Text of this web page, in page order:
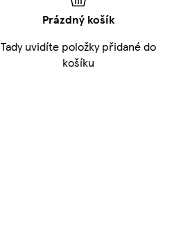
Prázdný košík
Tady uvidíte položky přidané do
košíku